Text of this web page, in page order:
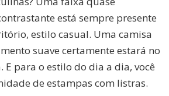
está sempre presente
estilo casual. Uma camisa
suave certamente estará no
para o estilo do dia a dia, você
de estampas com listras.